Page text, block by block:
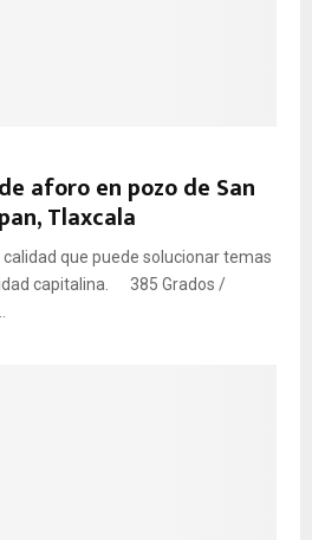
aforo en pozo de San
Tlaxcala
que puede solucionar temas
capitalina. 385 Grados /